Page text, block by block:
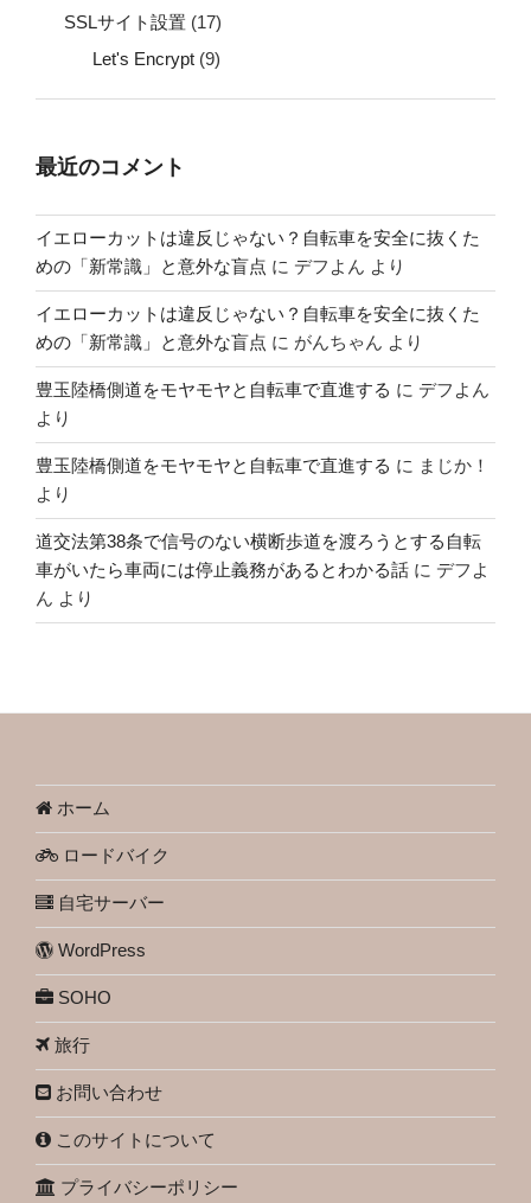
SSLサイト設置 (17)
Let's Encrypt (9)
最近のコメント
イエローカットは違反じゃない？自転車を安全に抜くた
めの「新常識」と意外な盲点 に デフよん より
イエローカットは違反じゃない？自転車を安全に抜くた
めの「新常識」と意外な盲点 に がんちゃん より
豊玉陸橋側道をモヤモヤと自転車で直進する に デフよん
より
豊玉陸橋側道をモヤモヤと自転車で直進する に まじか！
より
道交法第38条で信号のない横断歩道を渡ろうとする自転
車がいたら車両には停止義務があるとわかる話 に デフよ
ん より
ホーム
ロードバイク
自宅サーバー
WordPress
SOHO
旅行
お問い合わせ
このサイトについて
プライバシーポリシー